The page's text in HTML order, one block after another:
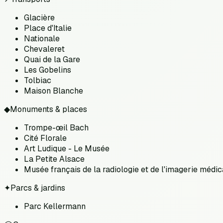
Glacière
Place d'Italie
Nationale
Chevaleret
Quai de la Gare
Les Gobelins
Tolbiac
Maison Blanche
◆Monuments & places
Trompe-œil Bach
Cité Florale
Art Ludique - Le Musée
La Petite Alsace
Musée français de la radiologie et de l'imagerie
✦Parcs & jardins
Parc Kellermann